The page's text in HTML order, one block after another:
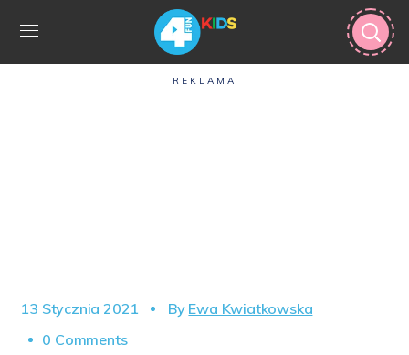
REKLAMA
13 Stycznia 2021 By Ewa Kwiatkowska
0 Comments